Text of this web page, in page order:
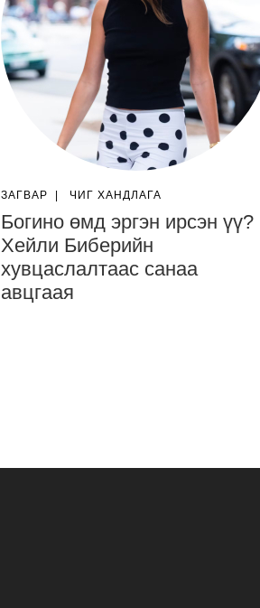
ЗАГВАР ЧИГ ХАНДЛАГА
Богино өмд эргэн ирсэн үү?
Хейли Биберийн
хувцаслалтаас санаа
авцгаая